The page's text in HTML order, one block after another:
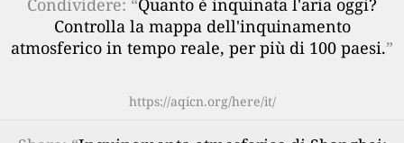
Controlla la mappa dell'inquinamento
atmosferico in tempo reale, per più di 100 paesi.”
https://aqicn.org/here/it/